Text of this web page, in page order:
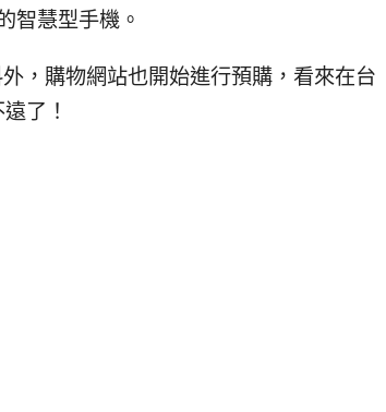
智慧型手機。
，購物網站也開始進行預購，看來在台
了！